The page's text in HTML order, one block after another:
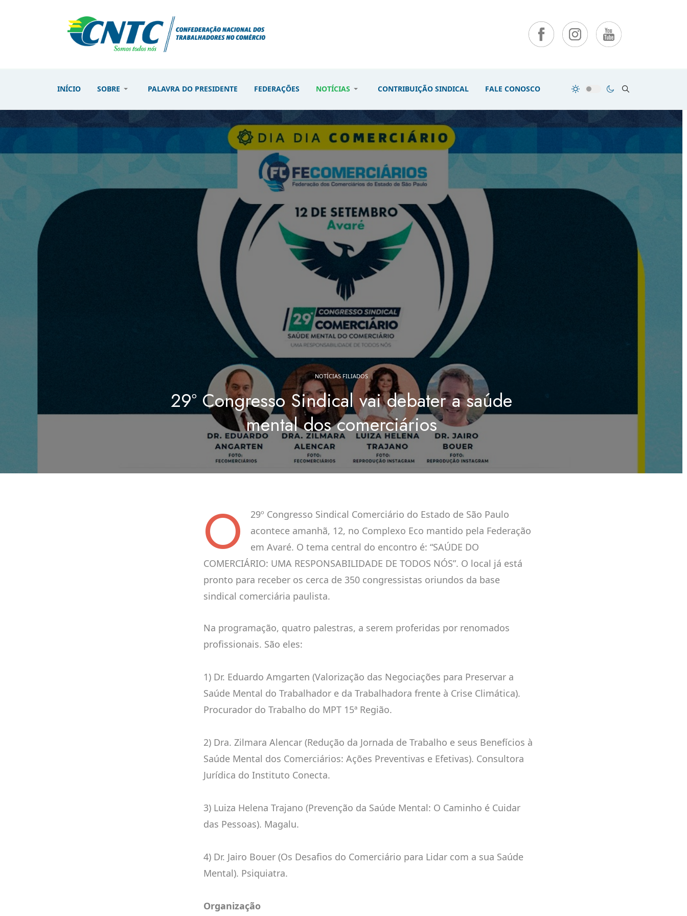
INÍCIO SOBRE PALAVRA DO PRESIDENTE FEDERAÇÕES NOTÍCIAS CONTRIBUIÇÃO SINDICAL FALE CONOSCO
NOTÍCIAS FILIADOS
29º Congresso Sindical vai debater a saúde
mental dos comerciários
O
29º Congresso Sindical Comerciário do Estado de São Paulo
acontece amanhã, 12, no Complexo Eco mantido pela Federação
em Avaré. O tema central do encontro é: “SAÚDE DO
COMERCIÁRIO: UMA RESPONSABILIDADE DE TODOS NÓS”. O local já está
pronto para receber os cerca de 350 congressistas oriundos da base
sindical comerciária paulista.
Na programação, quatro palestras, a serem proferidas por renomados
profissionais. São eles:
1) Dr. Eduardo Amgarten (Valorização das Negociações para Preservar a
Saúde Mental do Trabalhador e da Trabalhadora frente à Crise Climática).
Procurador do Trabalho do MPT 15ª Região.
2) Dra. Zilmara Alencar (Redução da Jornada de Trabalho e seus Benefícios à
Saúde Mental dos Comerciários: Ações Preventivas e Efetivas). Consultora
Jurídica do Instituto Conecta.
3) Luiza Helena Trajano (Prevenção da Saúde Mental: O Caminho é Cuidar
das Pessoas). Magalu.
4) Dr. Jairo Bouer (Os Desafios do Comerciário para Lidar com a sua Saúde
Mental). Psiquiatra.
Organização